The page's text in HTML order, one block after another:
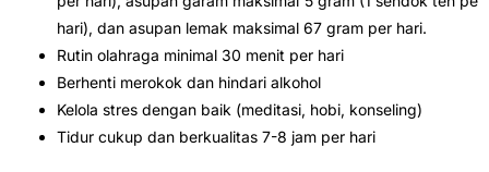
hari), dan asupan lemak maksimal 67 gram per hari.
Rutin olahraga minimal 30 menit per hari
Berhenti merokok dan hindari alkohol
Kelola stres dengan baik (meditasi, hobi, konseling)
Tidur cukup dan berkualitas 7-8 jam per hari